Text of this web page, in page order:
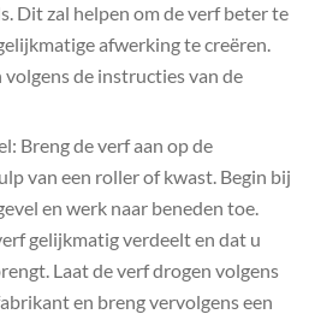
Dit zal helpen om de verf beter te
afwerking te creëren.
de instructies van de
Breng de verf aan op de
van een roller of kwast. Begin bij
en werk naar beneden toe.
gelijkmatig verdeelt en dat u
Laat de verf drogen volgens
en breng vervolgens een